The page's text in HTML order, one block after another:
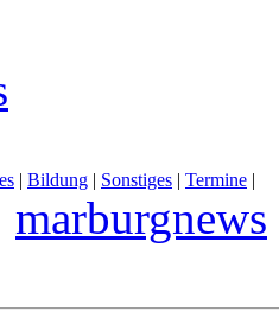
| Bildung | Sonstiges | Termine |
marburgnews